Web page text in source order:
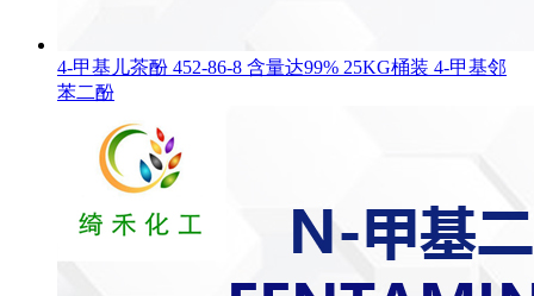
4-甲基儿茶酚 452-86-8 含量达99% 25KG桶装 4-甲基邻
苯二酚